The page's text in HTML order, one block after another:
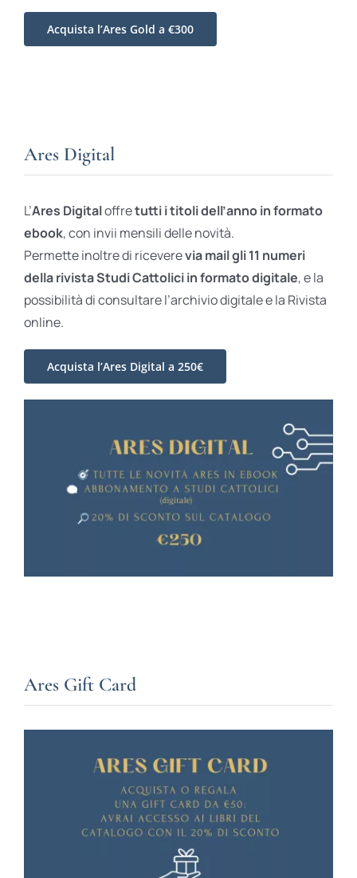
Acquista l’Ares Gold a €300
Ares Digital
L’Ares Digitaloffretutti i titoli dell’anno in formato
ebook, con invii mensili delle novità.
Permette inoltre di riceverevia mail gli 11 numeri
della rivista Studi Cattolici in formato digitale, e la
possibilità di consultare l’archivio digitale e la Rivista
online.
Acquista l’Ares Digital a 250€
Ares Gift Card